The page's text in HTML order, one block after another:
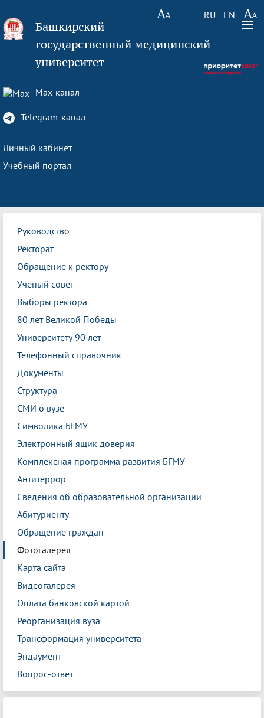
RU EN
Башкирский
государственный медицинский
университет
Max-канал
Telegram-канал
Личный кабинет
Учебный портал
Руководство
Ректорат
Обращение к ректору
Ученый совет
Выборы ректора
80 лет Великой Победы
Университету 90 лет
Телефонный справочник
Документы
Структура
СМИ о вузе
Символика БГМУ
Электронный ящик доверия
Комплексная программа развития БГМУ
Антитеррор
Сведения об образовательной организации
Абитуриенту
Обращение граждан
Фотогалерея
Карта сайта
Видеогалерея
Оплата банковской картой
Реорганизация вуза
Трансформация университета
Эндаумент
Вопрос-ответ